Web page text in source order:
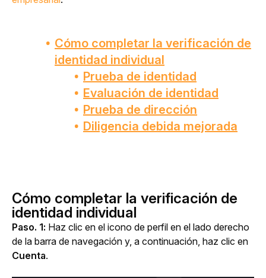
Cómo completar la verificación de
identidad individual
Prueba de identidad
Evaluación de identidad
Prueba de dirección
Diligencia debida mejorada
Cómo completar la verificación de
identidad individual
Paso. 1: Haz clic en el icono de perfil en el lado derecho
Cuenta.